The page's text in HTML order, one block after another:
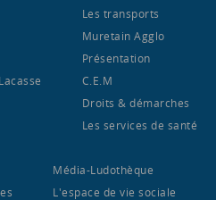
Les transports
Muretain Agglo
Présentation
C.E.M
Droits & démarches
Les services de santé
Média-Ludothèque
L'espace de vie sociale